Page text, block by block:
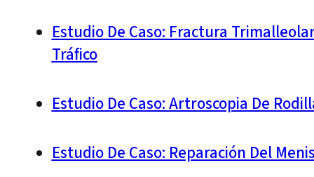
Estudio De Caso: Fractura
Tráfico
Estudio De Caso: Artroscopia De
Estudio De Caso: Reparación Del